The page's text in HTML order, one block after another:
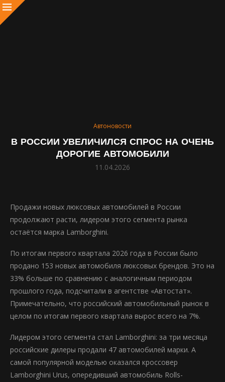
Автоновости
В РОССИИ УВЕЛИЧИЛСЯ СПРОС НА ОЧЕНЬ
ДОРОГИЕ АВТОМОБИЛИ
11.04.2026
Продажи новых люксовых автомобилей в России
продолжают расти, лидером этого сегмента рынка
остаётся марка Lamborghini.
По итогам первого квартала 2026 года в России было
продано 153 новых автомобиля люксовых брендов. Это на
33% больше по сравнению с аналогичным периодом
прошлого года, подсчитали в агентстве «Автостат».
Примечательно, что российский автомобильный рынок в
целом по итогам первого квартала вырос всего на 7%.
Лидером этого сегмента стал Lamborghini: за три месяца
российские дилеры продали 47 автомобилей марки. А
самой популярной моделью оказался кроссовер
Lamborghini Urus, опередивший автомобиль Rolls-